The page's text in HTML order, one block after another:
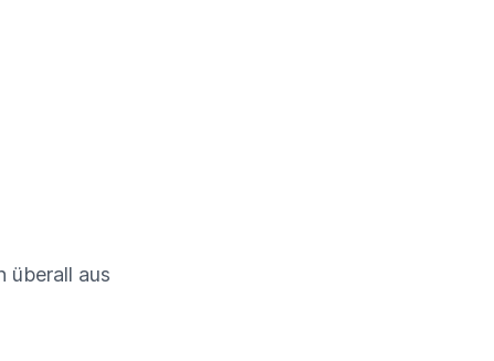
überall aus